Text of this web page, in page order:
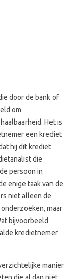
door de bank of
om
Het is
een krediet
hij dit krediet
die
persoon in
enige taak van de
niet alleen de
maar
bijvoorbeeld
kredietnemer
manier